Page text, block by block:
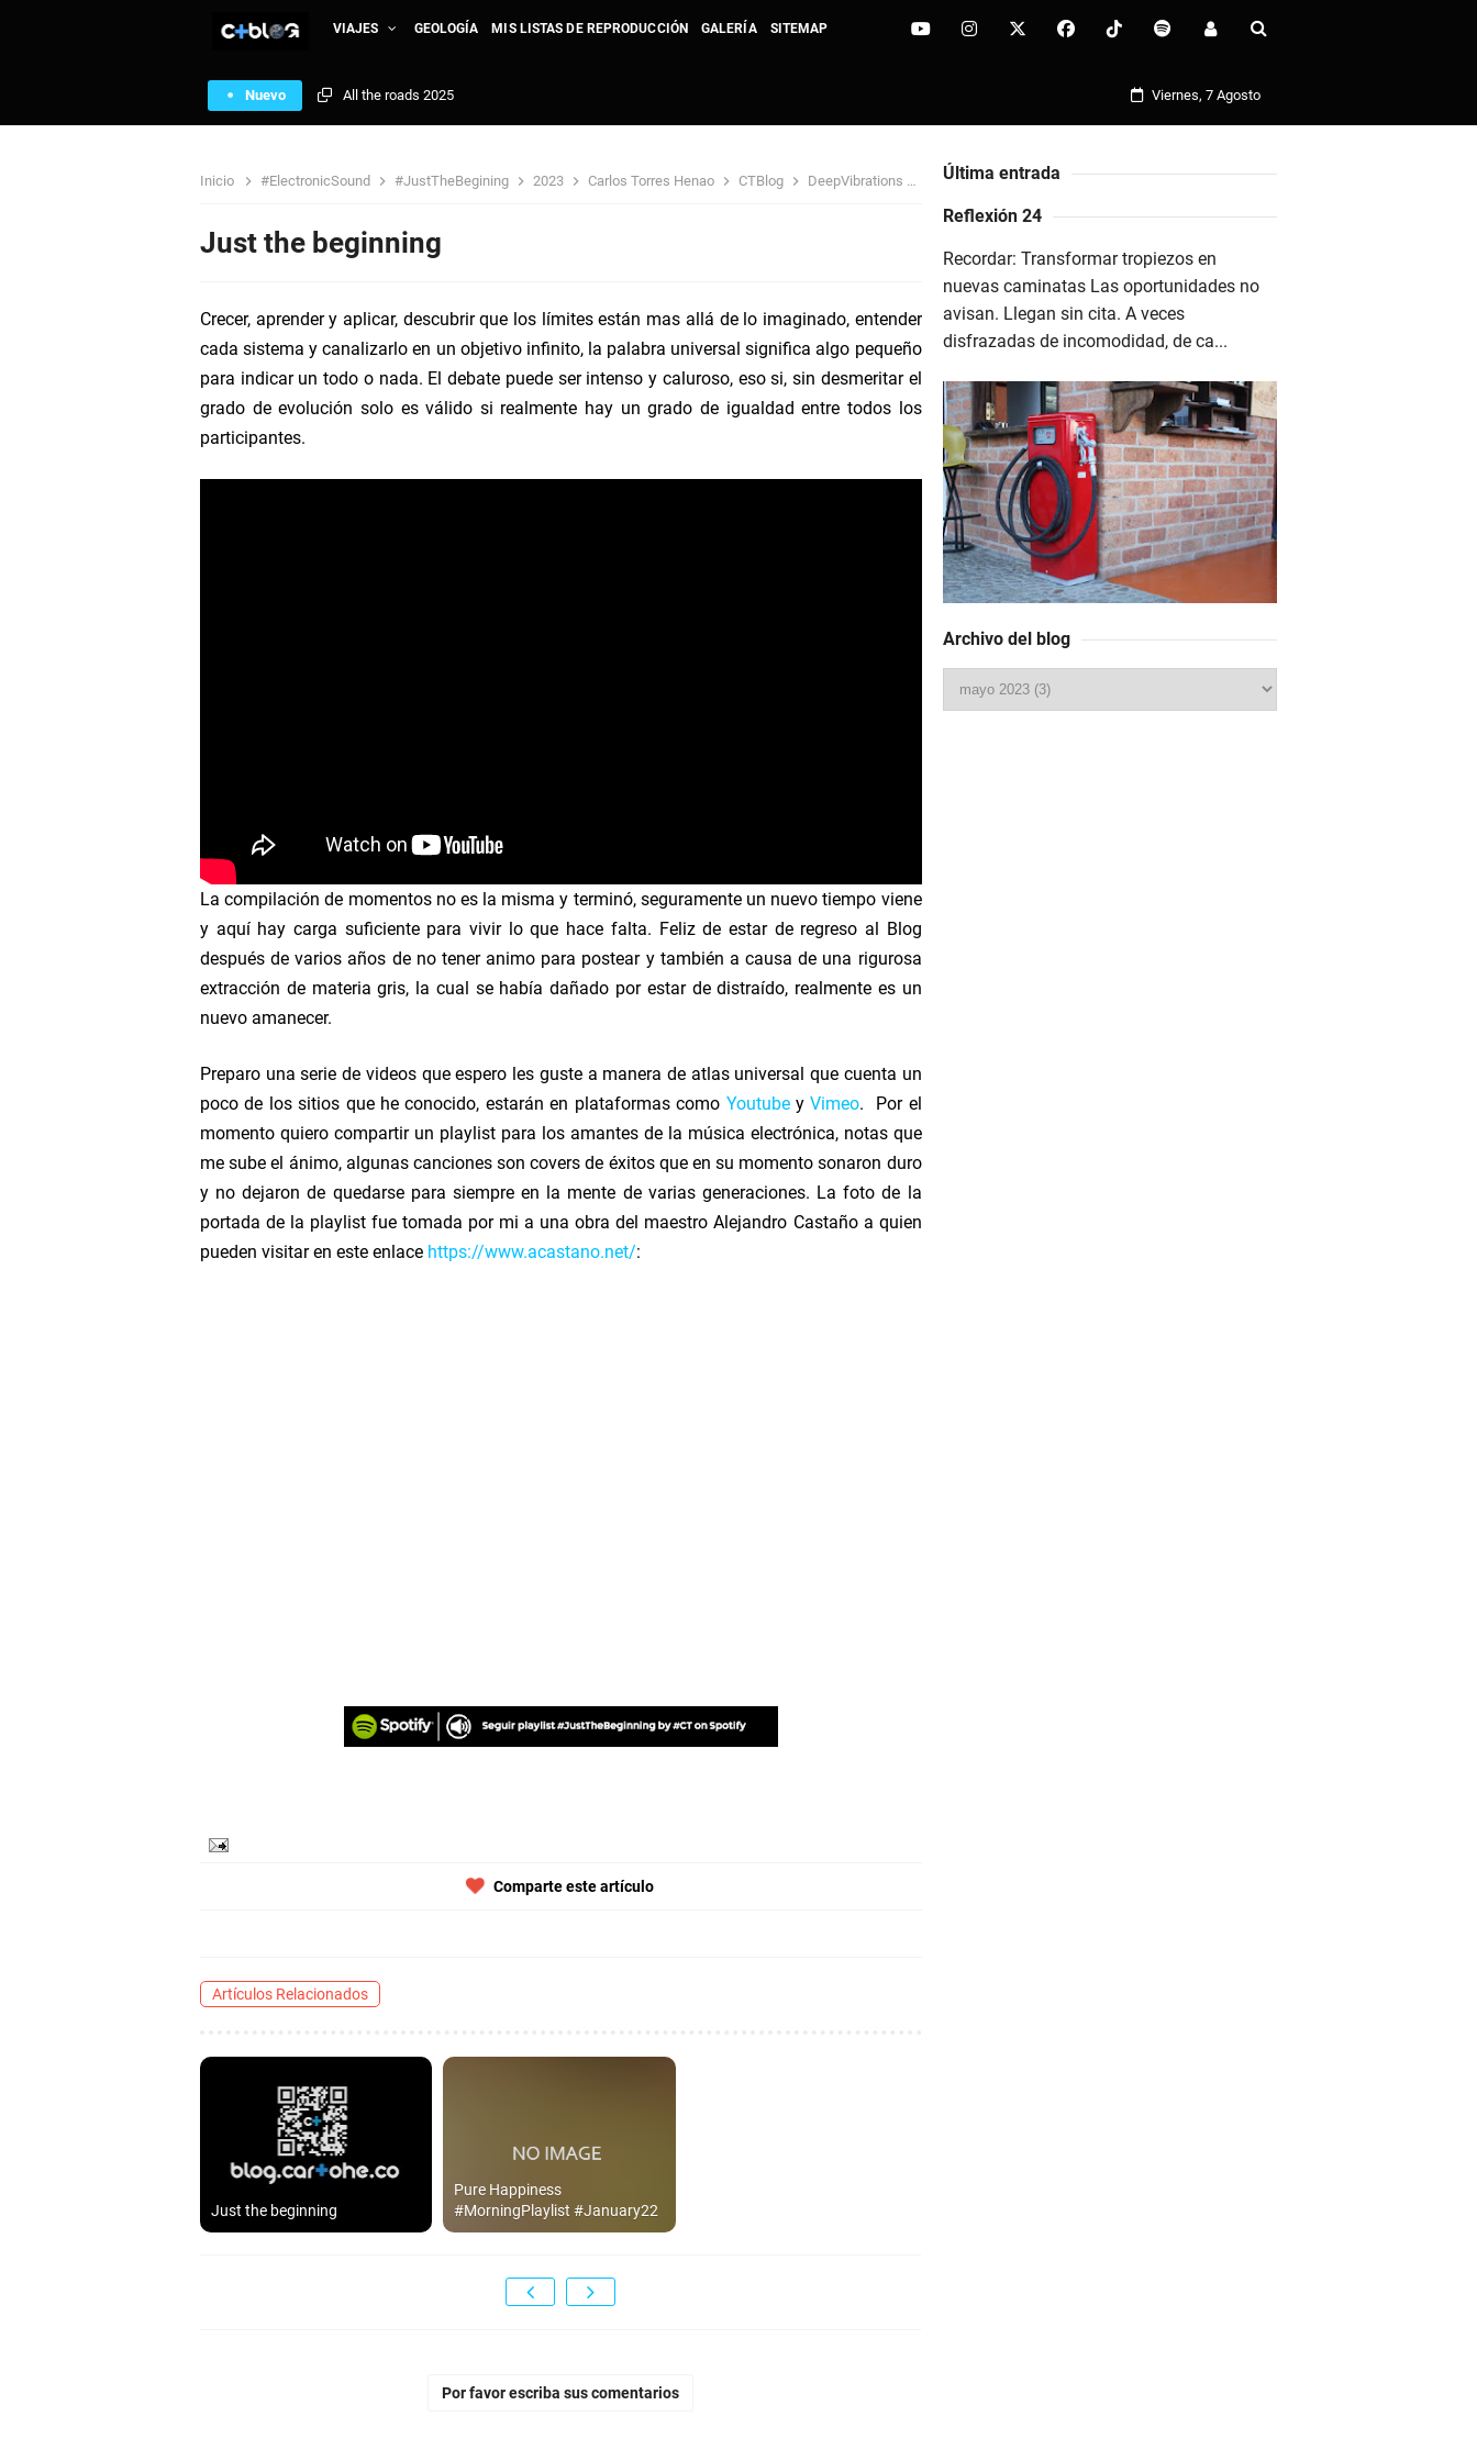
VIAJES GEOLOGÍA MIS LISTAS DE REPRODUCCIÓN GALERÍA SITEMAP
Nuevo Reflexión 24
Mauritania: Nuakchott Nights - Sight of Wonders - CTBlog
Sierra Leona: African Treasure - Sight of Wonders - CTBlog
La saga de los supercontinentes
La última vez que el globo se calentó
Una breve historia del tiempo geológico
Billy Idol - Eyes Without A Face
Light a candle 4 peace in Syria
Viernes, 7 Agosto
Inicio #ElectronicSound #JustTheBegining 2023 Carlos Torres Henao CTBlog DeepVibrations Electrónica NuevoPost
Just the beginning
Crecer, aprender y aplicar, descubrir que los límites están mas allá de lo imaginado, entender
cada sistema y canalizarlo en un objetivo infinito, la palabra universal significa algo pequeño
para indicar un todo o nada. El debate puede ser intenso y caluroso, eso si, sin desmeritar el
grado de evolución solo es válido si realmente hay un grado de igualdad entre todos los
participantes.
La compilación de momentos no es la misma y terminó, seguramente un nuevo tiempo viene
y aquí hay carga suficiente para vivir lo que hace falta. Feliz de estar de regreso al Blog
después de varios años de no tener animo para postear y también a causa de una rigurosa
extracción de materia gris, la cual se había dañado por estar de distraído, realmente es un
nuevo amanecer.
Preparo una serie de videos que espero les guste a manera de atlas universal que cuenta un
poco de los sitios que he conocido, estarán en plataformas como YoutubeyVimeo. Por el
momento quiero compartir un playlist para los amantes de la música electrónica, notas que
me sube el ánimo, algunas canciones son covers de éxitos que en su momento sonaron duro
y no dejaron de quedarse para siempre en la mente de varias generaciones. La foto de la
portada de la playlist fue tomada por mi a una obra del maestro Alejandro Castaño a quien
pueden visitar en este enlace https://www.acastano.net/:
Comparte este artículo
Artículos Relacionados
Just the beginning
Pure Happiness
#MorningPlaylist #January22
Por favor escriba sus comentarios
Última entrada
Reflexión 24
Recordar: Transformar tropiezos en
nuevas caminatas Las oportunidades no
avisan. Llegan sin cita. A veces
disfrazadas de incomodidad, de ca...
Archivo del blog